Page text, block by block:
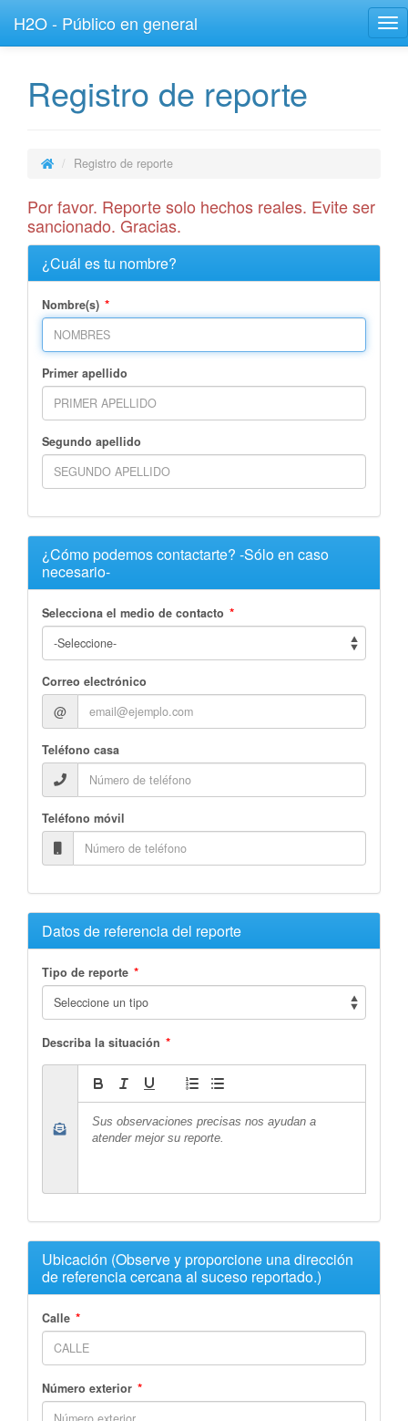
H2O - Público en general
Registro de reporte
Registro de reporte
Por favor. Reporte solo hechos reales. Evite ser
sancionado. Gracias.
¿Cuál es tu nombre?
Nombre(s) *
Primer apellido
Segundo apellido
¿Cómo podemos contactarte? -Sólo en caso
necesario-
Selecciona el medio de contacto *
Correo electrónico
@
Teléfono casa
Teléfono móvil
Datos de referencia del reporte
Tipo de reporte *
Describa la situación *
Ubicación (Observe y proporcione una dirección
de referencia cercana al suceso reportado.)
Calle *
Número exterior *